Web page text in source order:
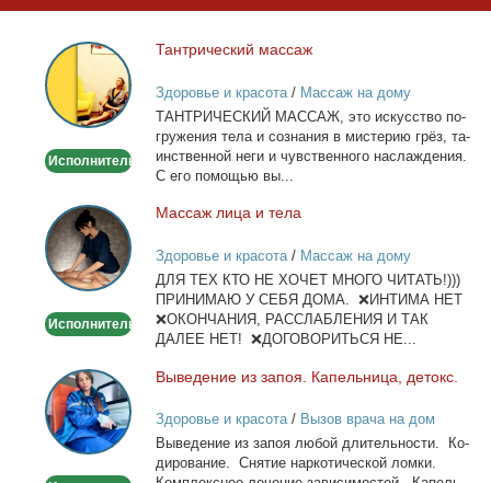
Тантрический
массаж
Исполнитель
Тан­три­че­ский мас­саж
Здоровье и красота/ Массаж на дому
ТАНТРИЧЕСКИЙ МАССАЖ, это ис­кус­ство по­
гру­же­ния те­ла и со­зна­ния в ми­сте­рию грёз, та­
ин­ствен­ной неги и чув­ствен­но­го на­сла­жде­ния.
С его по­мо­щью вы...
Массаж
лица
и
тела
Исполнитель
Мас­саж ли­ца и те­ла
Здоровье и красота/ Массаж на дому
ДЛЯ ТЕХ КТО НЕ ХОЧЕТ МНОГО ЧИТАТЬ!)))
ПРИНИМАЮ У СЕБЯ ДОМА. ❌ИНТИМА НЕТ
❌ОКОНЧАНИЯ, РАССЛАБЛЕНИЯ И ТАК
ДАЛЕЕ НЕТ! ❌ДОГОВОРИТЬСЯ НЕ...
Выведение
из
запоя.
Капельница,
Вы­ве­де­ние из за­поя. Ка­пель­ни­ца, де­токс.
Здоровье и красота/ Вызов врача на дом
Вы­ве­де­ние из за­поя лю­бой дли­тель­но­сти. Ко­
ди­ро­ва­ние. Сня­тие нар­ко­ти­че­ской лом­ки.